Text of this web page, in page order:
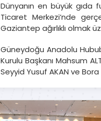
Dünyanın en büyük gıda
Ticaret Merkezi’nde
Gaziantep ağırlıklı olmak
Güneydoğu Anadolu
Kurulu Başkanı Mahsum
Seyyid Yusuf AKAN ve